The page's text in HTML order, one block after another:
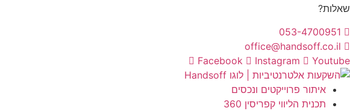
שאלות?
053-4700951
office@handsoff.co.il
Facebook
Instagram Youtube
איתור פרוייקטים ונכסים
תכנית הליווי קפריסין 360